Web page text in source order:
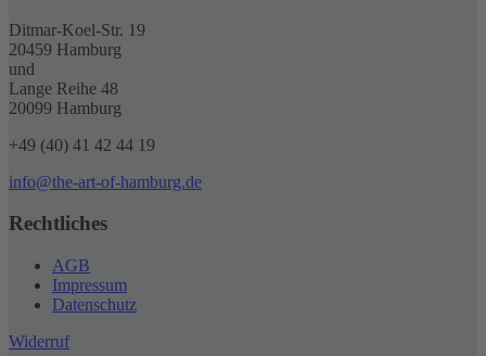
Ditmar-Koel-Str. 19
20459 Hamburg
und
Lange Reihe 48
20099 Hamburg
+49 (40) 41 42 44 19
info@the-art-of-hamburg.de
Rechtliches
AGB
Impressum
Datenschutz
Widerruf